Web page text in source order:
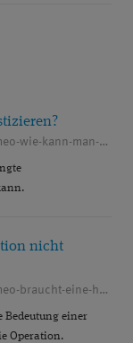
augenchirurgie.clinic/hilfe/videos/vimeo-wie-kann-man-eine-altersbedingte-makuladegeneration-diagnostizieren
nicht
augenchirurgie.clinic/hilfe/videos/vimeo-braucht-eine-hochpraezise-operation-nicht-eine-ebenso-praezise-diagnostik
Bedeutung einer
Operation.